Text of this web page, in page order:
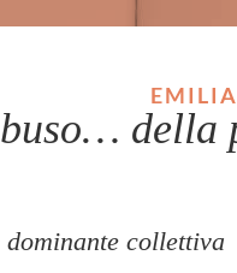
della
collettiva